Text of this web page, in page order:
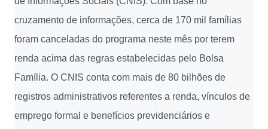
cruzamento de informações, cerca de 170 mil famílias
foram canceladas do programa neste mês por terem
renda acima das regras estabelecidas pelo Bolsa
Família. O CNIS conta com mais de 80 bilhões de
registros administrativos referentes a renda, vínculos de
emprego formal e benefícios previdenciários e